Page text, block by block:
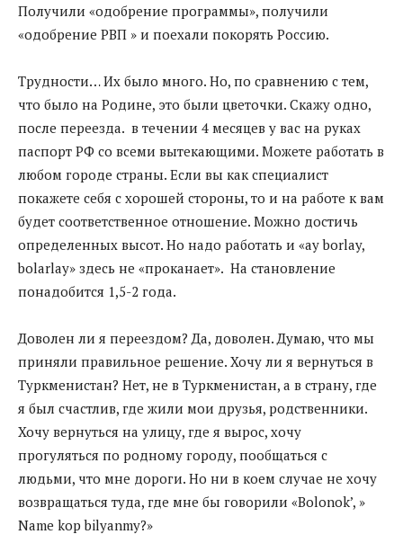
Получили «одобрение программы», получили
«одобрение РВП » и поехали покорять Россию.
Трудности… Их было много. Но, по сравнению с тем,
что было на Родине, это были цветочки. Скажу одно,
после переезда. в течении 4 месяцев у вас на руках
паспорт РФ со всеми вытекающими. Можете работать в
любом городе страны. Если вы как специалист
покажете себя с хорошей стороны, то и на работе к вам
будет соответственное отношение. Можно достичь
определенных высот. Но надо работать и «ay borlay,
bolarlay» здесь не «проканает». На становление
понадобится 1,5-2 года.
Доволен ли я переездом? Да, доволен. Думаю, что мы
приняли правильное решение. Хочу ли я вернуться в
Туркменистан? Нет, не в Туркменистан, а в страну, где
я был счастлив, где жили мои друзья, родственники.
Хочу вернуться на улицу, где я вырос, хочу
прогуляться по родному городу, пообщаться с
людьми, что мне дороги. Но ни в коем случае не хочу
возвращаться туда, где мне бы говорили «Bolonok’, »
Name kop bilyanmy?»